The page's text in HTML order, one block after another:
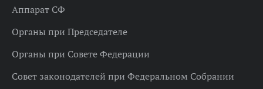
Аппарат СФ
Органы при Председателе
Органы при Совете Федерации
Совет законодателей при Федеральном Собрании